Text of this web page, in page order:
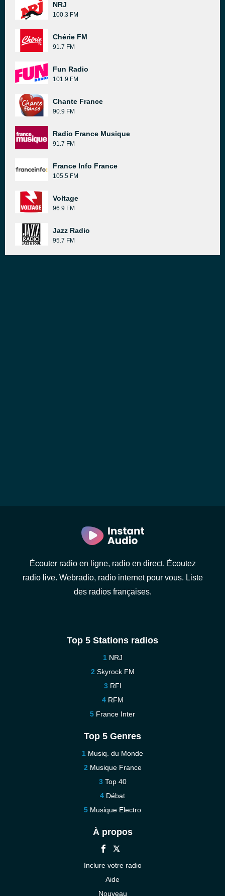
NRJ
100.3 FM
Chérie FM
91.7 FM
Fun Radio
101.9 FM
Chante France
90.9 FM
Radio France Musique
91.7 FM
France Info France
105.5 FM
Voltage
96.9 FM
Jazz Radio
95.7 FM
Écouter radio en ligne, radio en direct. Écoutez
radio live. Webradio, radio internet pour vous. Liste
des radios françaises.
Top 5 Stations radios
NRJ
Skyrock FM
RFI
RFM
France Inter
Top 5 Genres
Musiq. du Monde
Musique France
Top 40
Débat
Musique Electro
À propos
Inclure votre radio
Aide
Nouveau